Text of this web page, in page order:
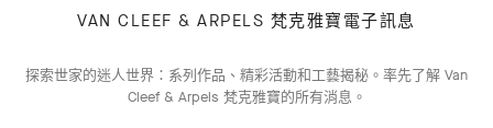
VAN CLEEF & ARPELS 梵克雅寶電子訊息
探索世家的迷人世界：系列作品、精彩活動和工藝揭秘。率先了解 Van
Cleef & Arpels 梵克雅寶的所有消息。